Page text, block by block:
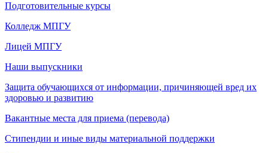
Подготовительные курсы
Колледж МПГУ
Лицей МПГУ
Наши выпускники
Защита обучающихся от информации, причиняющей вред их
здоровью и развитию
Вакантные места для приема (перевода)
Стипендии и иные виды материальной поддержки